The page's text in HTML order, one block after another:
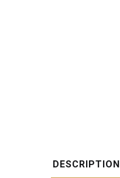
DESCRIPTION